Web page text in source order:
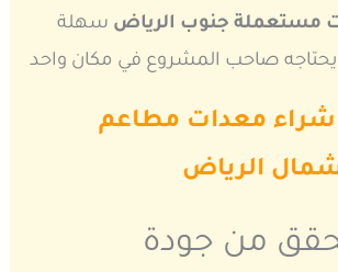
مستعملة جنوب الرياض سهلة
صاحب المشروع في مكان واحد
شراء معدات مطاعم
الرياض
من جودة